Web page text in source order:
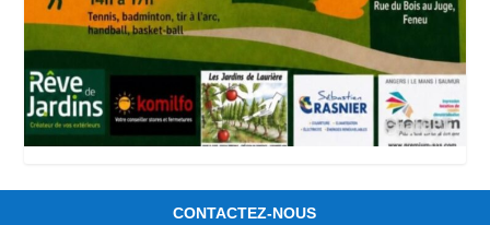
CONTACTEZ-NOUS